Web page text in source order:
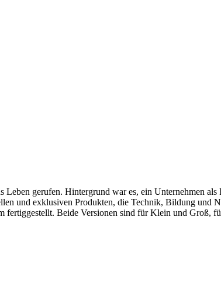
gerufen. Hintergrund war es, ein Unternehmen
und exklusiven Produkten, die Technik, Bildung und
fertiggestellt. Beide Versionen sind für Klein und Groß,